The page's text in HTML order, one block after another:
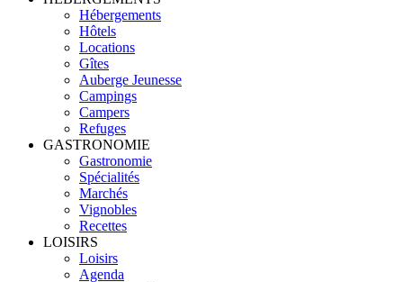
Hébergements
Hôtels
Locations
Gîtes
Auberge Jeunesse
Campings
Campers
Refuges
GASTRONOMIE
Gastronomie
Spécialités
Marchés
Vignobles
Recettes
LOISIRS
Loisirs
Agenda